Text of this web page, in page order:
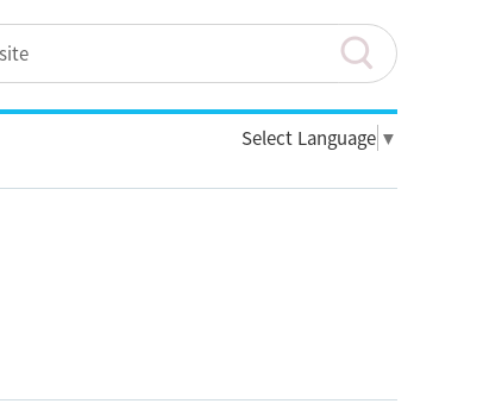
Select Language ▼